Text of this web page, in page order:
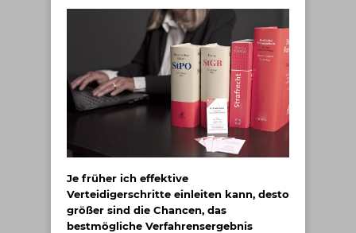
Je früher ich effektive
Verteidigerschritte einleiten kann, desto
größer sind die Chancen, das
bestmögliche Verfahrensergebnis